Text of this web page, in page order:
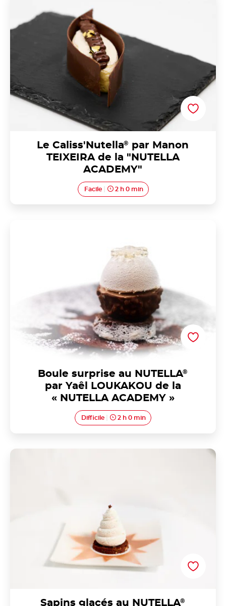
"NUTELLA ACADEMY"
Le Caliss'Nutella®
par Manon
TEIXEIRA de la "NUTELLA
ACADEMY"
Facile 2 h 0 min
Boule surprise au NUTELLA®
par Yaêl LOUKAKOU de la
« NUTELLA ACADEMY »
Difficile 2 h 0 min
Sapins glacés au NUTELLA®